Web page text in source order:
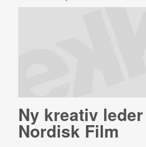
Ny kreativ
Nordisk Film